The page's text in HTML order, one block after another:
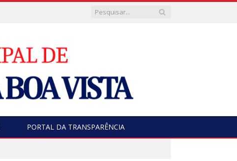
PORTAL DA TRANSPARÊNCIA